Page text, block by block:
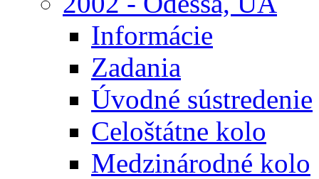
Informácie
Zadania
Úvodné sústredenie
Celoštátne kolo
Medzinárodné kolo